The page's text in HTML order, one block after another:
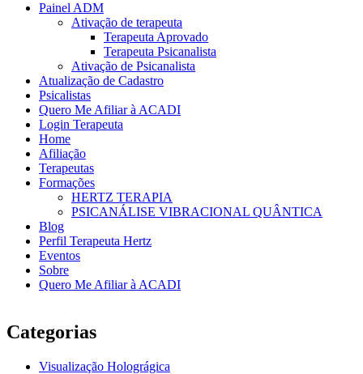
Painel ADM
Ativação de terapeuta
Terapeuta Aprovado
Terapeuta Psicanalista
Ativação de Psicanalista
Atualização de Cadastro
Psicalistas
Quero Me Afiliar à ACADI
Login Terapeuta
Home
Afiliação
Terapeutas
Formações
HERTZ TERAPIA
PSICANÁLISE VIBRACIONAL QUÂNTICA
Blog
Perfil Terapeuta Hertz
Eventos
Sobre
Quero Me Afiliar à ACADI
Categorias
Visualização Holográgica